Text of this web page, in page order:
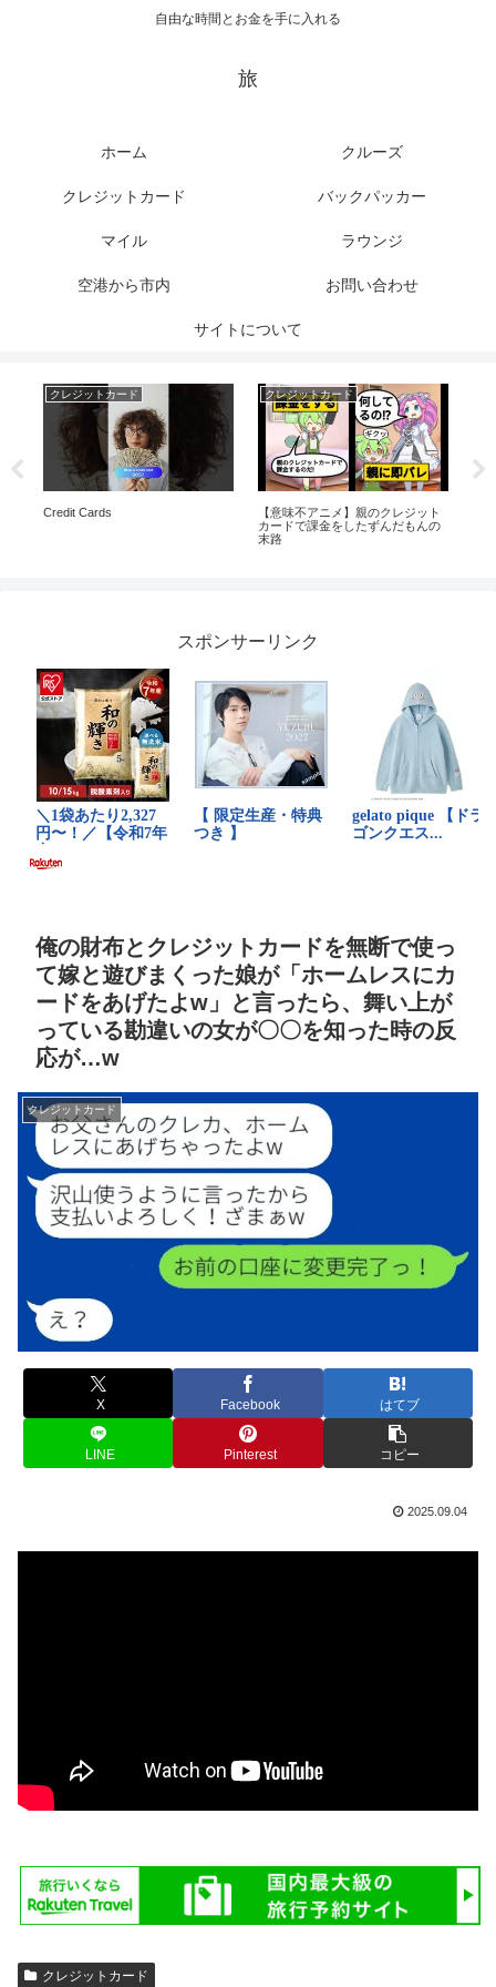
自由な時間とお金を手に入れる
旅
ホーム クルーズ
クレジットカード バックパッカー
マイル ラウンジ
空港から市内 お問い合わせ
サイトについて
クレジットカード
Credit Cards
クレジットカード
【意味不アニメ】親のクレジット
カードで課金をしたずんだもんの
末路
スポンサーリンク
俺の財布とクレジットカードを無断で使っ
て嫁と遊びまくった娘が「ホームレスにカ
ードをあげたよw」と言ったら、舞い上が
っている勘違いの女が〇〇を知った時の反
応が…w
クレジットカード
X Facebook はてブ
LINE Pinterest コピー
2025.09.04
クレジットカード